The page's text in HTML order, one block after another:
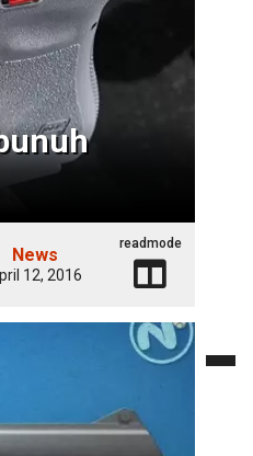
News
12, 2016
readmode